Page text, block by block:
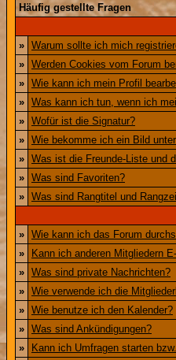
Häufig gestellte Fragen
» Warum sollte ich mich
» Werden Cookies vom Forum
» Wie kann ich mein Profil
» Was kann ich tun, wenn ich
» Wofür ist die Signatur?
» Wie bekomme ich ein Bild
» Was ist die Freunde-Liste und
» Was sind Favoriten?
» Was sind Rangtitel und
» Wie kann ich das Forum
»
Kann ich anderen Mitgliedern
» Was sind private Nachrichten?
» Wie verwende ich die
» Wie benutze ich den Kalender?
» Was sind Ankündigungen?
»
Kann ich Umfragen starten